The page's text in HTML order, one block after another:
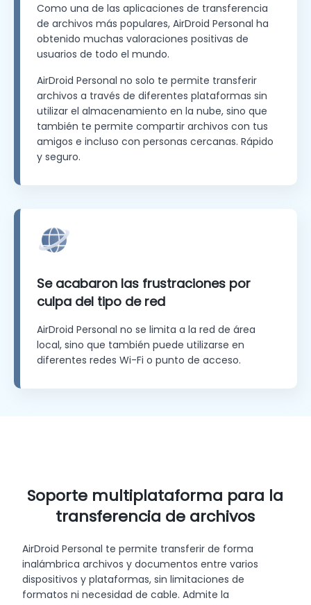
Como una de las aplicaciones de transferencia
de archivos más populares, AirDroid Personal ha
obtenido muchas valoraciones positivas de
usuarios de todo el mundo.
AirDroid Personal no solo te permite transferir
archivos a través de diferentes plataformas sin
utilizar el almacenamiento en la nube, sino que
también te permite compartir archivos con tus
amigos e incluso con personas cercanas. Rápido
y seguro.
Se acabaron las frustraciones por
culpa del tipo de red
AirDroid Personal no se limita a la red de área
local, sino que también puede utilizarse en
diferentes redes Wi-Fi o punto de acceso.
Soporte multiplataforma para la
transferencia de archivos
AirDroid Personal te permite transferir de forma
inalámbrica archivos y documentos entre varios
dispositivos y plataformas, sin limitaciones de
formatos ni necesidad de cable. Admite la